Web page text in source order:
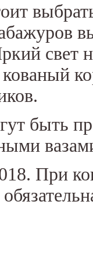
свет
быть
При